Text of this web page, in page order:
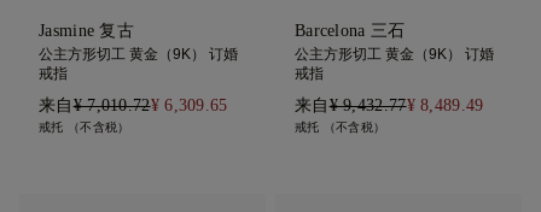
Jasmine 复古
公主方形切工 黄金（9K） 订婚
戒指
来自¥ 7,010.72¥ 6,309.65
戒托 （不含税）
Barcelona 三石
公主方形切工 黄金（9K） 订婚
戒指
来自¥ 9,432.77¥ 8,489.49
戒托 （不含税）